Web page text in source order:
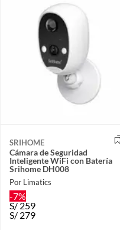
SRIHOME
Cámara de Seguridad
Inteligente WiFi con Batería
Srihome DH008
Por Limatics
-7%
S/259
S/ 279